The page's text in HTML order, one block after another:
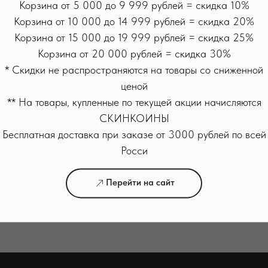
HYDROCENATED POLYDECENE,
(SHEA) BUTTER, ARACHIDYL ALCOHOL,GLYCERYL
CYCLOHEXASILOXANE, ARACHIDYL
BUTYLENE GLYCOL, TOCOPHERYL ACETATE,
ACID, C13-14 ISOPARAFFIN, SODIUM
EXTRACT, SCUTELLARIA BAICALENSIS ROOT EXTRACT,
(MATRICARIA) FLOWER EXTRACT,ROSMARINUS
количество на предварительно очищенную зону и дайте
Корзина от 5 000 до 9 999 рублей = скидка 10%
Корзина от 10 000 до 14 999 рублей = скидка 20%
Корзина от 15 000 до 19 999 рублей = скидка 25%
Корзина от 20 000 рублей = скидка 30%
* Скидки не распространяются на товары со сниженной
ценой
** На товары, купленные по текущей акции начисляются
СКИНКОИНЫ
Бесплатная доставка при заказе от 3000 рублей по всей
Росси
Перейти на сайт